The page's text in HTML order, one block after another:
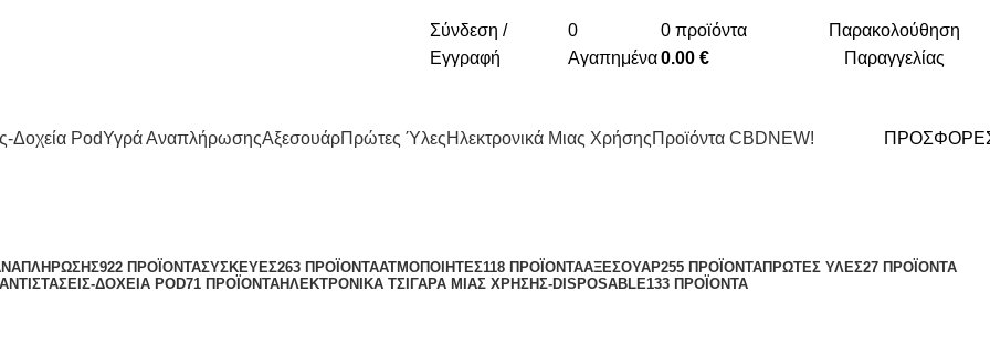
Σύνδεση /
Εγγραφή
0
Αγαπημένα
0 προϊόντα
0.00 €
Παρακολούθηση
Παραγγελίας
Δοχεία PodΥγρά ΑναπλήρωσηςΑξεσουάρΠρώτες ΎλεςΗλεκτρονικά Μιας ΧρήσηςΠροϊόντα CBDNEW!
922 ΠΡΟΪΌΝΤΑΣΥΣΚΕΥΈΣ263 ΠΡΟΪΌΝΤΑΑΤΜΟΠΟΙΗΤΈΣ118 ΠΡΟΪΌΝΤΑΑΞΕΣΟΥΆΡ255 ΠΡΟΪΌΝΤΑΠΡΏΤΕΣ ΎΛΕΣ27 ΠΡΟΪΌΝΤΑ
ΑΝΤΙΣΤΆΣΕΙΣ-ΔΟΧΕΊΑ POD71 ΠΡΟΪΌΝΤΑΗΛΕΚΤΡΟΝΙΚΆ ΤΣΙΓΆΡΑ ΜΙΑΣ ΧΡΉΣΗΣ-DISPOSABLE133 ΠΡΟΪΌΝΤΑ